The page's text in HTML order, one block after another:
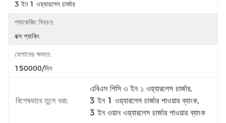
3 ইন 1 ওয়্যারলেস চার্জার
প্যাকেজিং বিবরণ:
বক্স প্যাকিং
যোগানের ক্ষমতা:
150000/দিন
বিশেষভাবে তুলে ধরা:
এবিএস পিসি ৩ ইন ১ ওয়্যারলেস চার্জার,
3 ইন 1 ওয়্যারলেস চার্জার পাওয়ার ব্যাংক,
3 ইন ওয়ান ওয়্যারলেস চার্জার পাওয়ার ব্যাংক